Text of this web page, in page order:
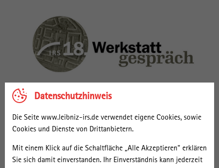
Datenschutzhinweis
Die Seite www.leibniz-irs.de verwendet eigene Cookies, sowie
Cookies und Dienste von Drittanbietern.
Mit einem Klick auf die Schaltfläche „Alle Akzeptieren“ erklären
Sie sich damit einverstanden. Ihr Einverständnis kann jederzeit
Die Werkstattgespräche dienen als Ort des Austauschs über
Forschungsarbeiten sowie zum Gedankenaustausch zwischen
Fachwissenschaftler*innen und Zeitzeug*innen. Das 18.
Werkstattgespräch findet in Kooperation mit Prof. Dr. Stephanie
Prof. Dr. Hans-Rudolf Meier (Bauhaus-Universität Weimar) sowie
Prof. Paul Zalewski (Europa-Universität Viadrina Frankfurt) statt.